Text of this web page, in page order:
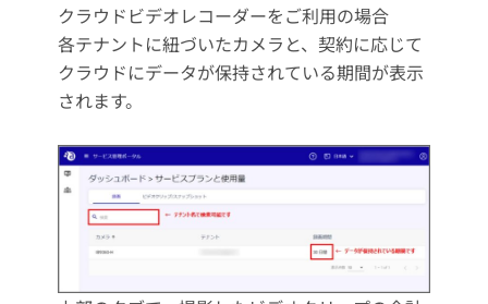
クラウドビデオレコーダーをご利用の場合
各テナントに紐づいたカメラと、契約に応じて
クラウドにデータが保持されている期間が表示
されます。